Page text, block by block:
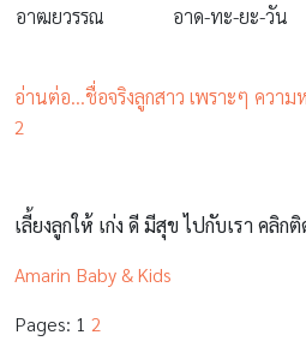
อาฒยวรรณ อาด-ทะ-ยะ-วัน
อ่านต่อ…ชื่อจริงลูกสาว เพราะๆ ความ
2
เลี้ยงลูกให้ เก่ง ดี มีสุข ไปกับเรา คลิก
Amarin Baby & Kids
Pages: 1 2